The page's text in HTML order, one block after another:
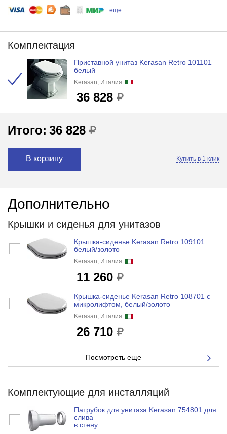
еще
Комплектация
Приставной унитаз Kerasan Retro 101101
белый
Kerasan, Италия
36 828
Итого: 36 828
В корзину Купить в 1 клик
Дополнительно
Крышки и сиденья для унитазов
Крышка-сиденье Kerasan Retro 109101
белый/золото
Kerasan, Италия
11 260
Крышка-сиденье Kerasan Retro 108701 с
микролифтом, белый/золото
Kerasan, Италия
26 710
Посмотреть еще
Комплектующие для инсталляций
Патрубок для унитаза Kerasan 754801 для
слива
в стену